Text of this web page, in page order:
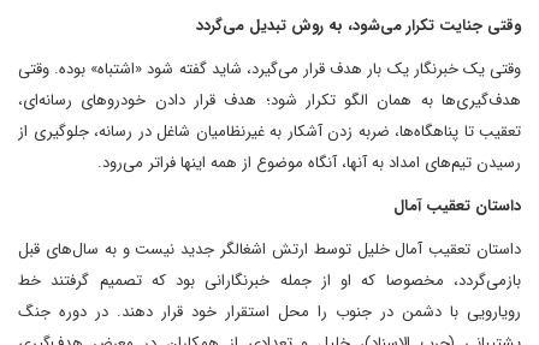
وقتی جنایت تکرار می‌شود، به روش تبدیل می‌گردد
وقتی یک خبرنگار یک بار هدف قرار می‌گیرد، شاید گفته شود «اشتباه» بوده. وقتی
هدف‌گیری‌ها به همان الگو تکرار شود؛ هدف قرار دادن خودروهای رسانه‌ای،
تعقیب تا پناهگاه‌ها، ضربه زدن آشکار به غیرنظامیان شاغل در رسانه، جلوگیری از
رسیدن تیم‌های امداد به آنها، آنگاه موضوع از همه اینها فراتر می‌رود.
داستان تعقیب آمال
داستان تعقیب آمال خلیل توسط ارتش اشغالگر جدید نیست و به سال‌های قبل
بازمی‌گردد، مخصوصا که او از جمله خبرنگارانی بود که تصمیم گرفتند خط
رویارویی با دشمن در جنوب را محل استقرار خود قرار دهند. در دوره جنگ